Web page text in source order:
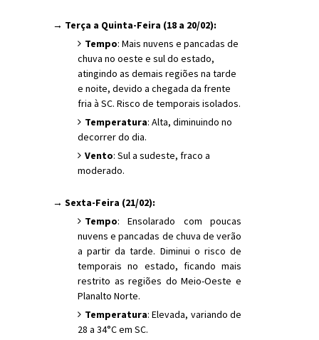
→ Terça a Quinta-Feira (18 a 20/02):
Tempo: Mais nuvens e pancadas de
chuva no oeste e sul do estado,
atingindo as demais regiões na tarde
e noite, devido a chegada da frente
fria à SC. Risco de temporais isolados.
Temperatura: Alta, diminuindo no
decorrer do dia.
Vento: Sul a sudeste, fraco a
moderado.
→ Sexta-Feira (21/02):
Tempo: Ensolarado com poucas
nuvens e pancadas de chuva de verão
a partir da tarde. Diminui o risco de
temporais no estado, ficando mais
restrito as regiões do Meio-Oeste e
Planalto Norte.
Temperatura: Elevada, variando de
28 a 34°C em SC.